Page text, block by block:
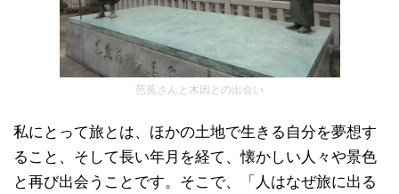
芭蕉さんと木因との出会い
私にとって旅とは、ほかの土地で生きる自分を夢想す
ること、そして長い年月を経て、懐かしい人々や景色
と再び出会うことです。そこで、「人はなぜ旅に出る